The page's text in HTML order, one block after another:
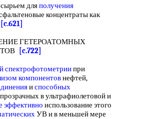
дляполучения
концентраты как
[c.621]
ГЕТЕРОАТОМНЫХ
[c.722]
спектрофотометриипри
компонентовнефтей,
испособных
в ультрафиолетовой и
эффективно использование этого
УВ и в меньшей мере